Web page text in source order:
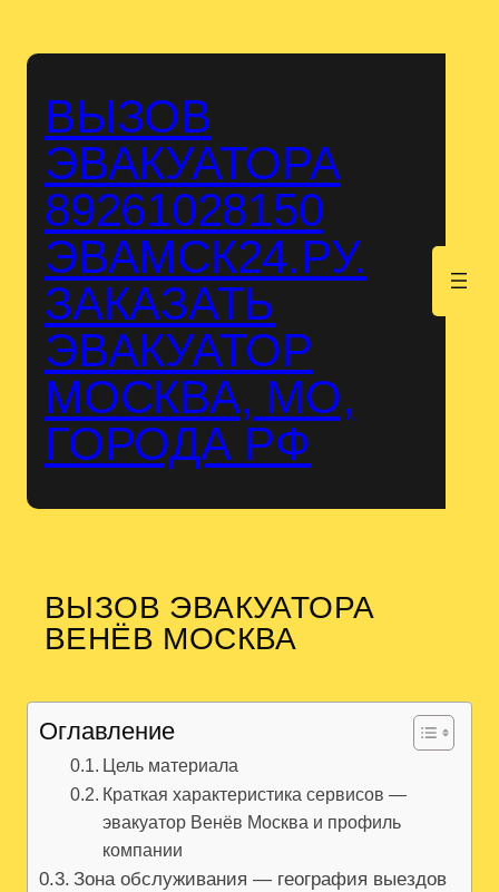
ВЫЗОВ
ЭВАКУАТОРА
89261028150
ЭВАМСК24.РУ.
ЗАКАЗАТЬ
ЭВАКУАТОР
МОСКВА, МО,
ГОРОДА РФ
ВЫЗОВ ЭВАКУАТОРА
ВЕНЁВ МОСКВА
Оглавление
Цель материала
Краткая характеристика сервисов —
эвакуатор Венёв Москва и профиль
компании
Зона обслуживания — география выездов